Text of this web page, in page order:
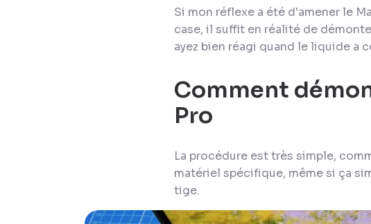
Si mon réflexe a été d'amener le
case, il suffit en réalité de
ayez bien réagi quand le liquide a
Comment
Pro
La procédure est très simple,
matériel spécifique, même si ça
tige.